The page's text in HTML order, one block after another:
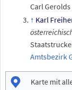
Carl
Karl
Amtsbezirk
Karte mit